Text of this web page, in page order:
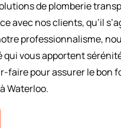
de plomberie
avec nos clients, qu’il
professionnalisme,
vous apportent
faire pour assurer le bon
Waterloo.